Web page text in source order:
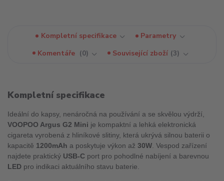
Kompletní specifikace
Parametry
Komentáře
0 Související zboží 3
Kompletní specifikace
Ideální do kapsy, nenáročná na používání a se skvělou výdrží,
VOOPOO Argus G2 Mini je kompaktní a lehká elektronická
cigareta vyrobená z hliníkové slitiny, která ukrývá silnou baterii o
kapacitě 1200mAh a poskytuje výkon až 30W. Vespod zařízení
najdete praktický USB-C port pro pohodlné nabíjení a barevnou
LED pro indikaci aktuálního stavu baterie.